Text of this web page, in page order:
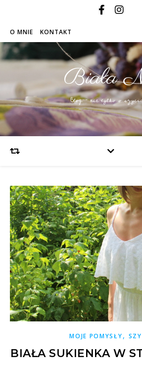
O MNIE KONTAKT
Biała
Blog – nie tylko o
MOJE POMYSŁY,
BIAŁA SUKIENKA W